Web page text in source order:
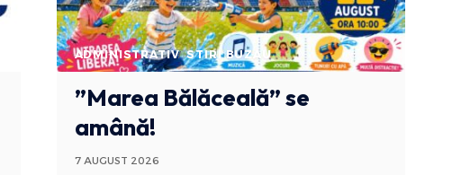
ADMINISTRATIV STIRI BUZAU
”Marea Bălăceală” se
amână!
7 AUGUST 2026